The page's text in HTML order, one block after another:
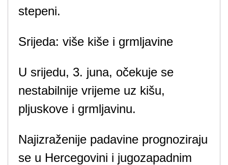
stepeni.
Srijeda: više kiše i grmljavine
U srijedu, 3. juna, očekuje se
nestabilnije vrijeme uz kišu,
pljuskove i grmljavinu.
Najizraženije padavine prognoziraju
se u Hercegovini i jugozapadnim